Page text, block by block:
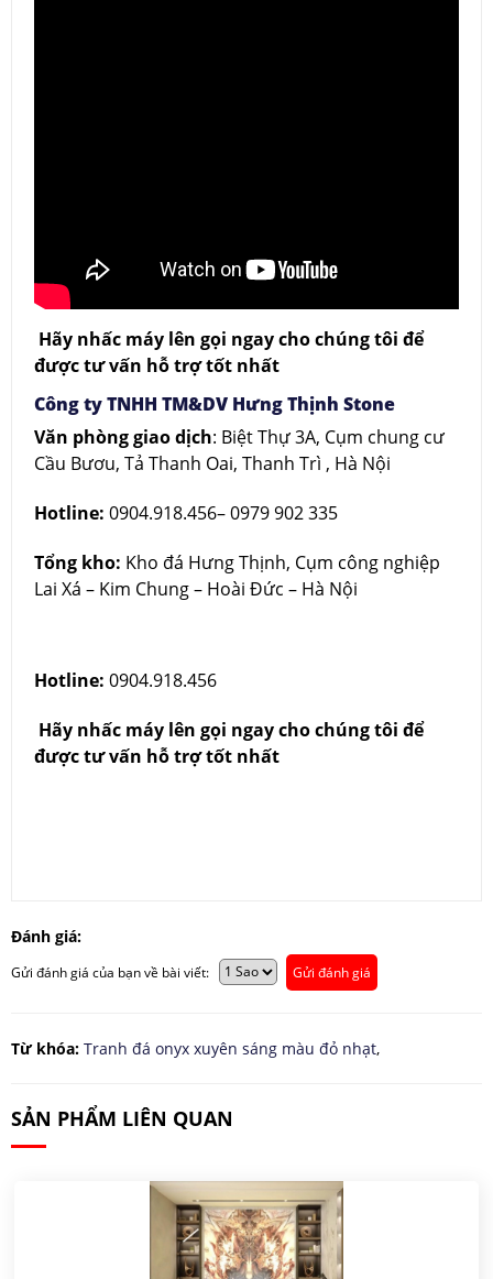
Hãy nhấc máy lên gọi ngay cho chúng tôi để
được tư vấn hỗ trợ tốt nhất
Công ty TNHH TM&DV Hưng Thịnh Stone
Văn phòng giao dịch: Biệt Thự 3A, Cụm chung cư
Cầu Bươu, Tả Thanh Oai, Thanh Trì , Hà Nội
Hotline: 0904.918.456– 0979 902 335
Tổng kho: Kho đá Hưng Thịnh, Cụm công nghiệp
Lai Xá – Kim Chung – Hoài Đức – Hà Nội
Hotline: 0904.918.456
Hãy nhấc máy lên gọi ngay cho chúng tôi để
được tư vấn hỗ trợ tốt nhất
Đánh giá:
Gửi đánh giá của bạn về bài viết: Gửi đánh giá
Từ khóa: Tranh đá onyx xuyên sáng màu đỏ nhạt,
SẢN PHẨM LIÊN QUAN